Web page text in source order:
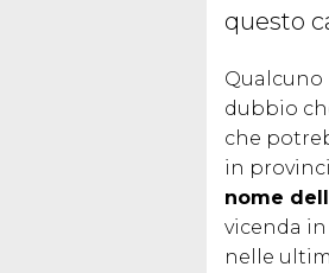
questo
dubbio
che
in
nome
vicenda
nelle